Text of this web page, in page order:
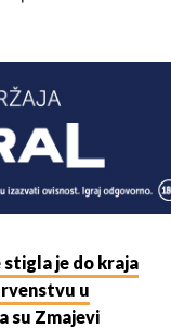
stigla je do kraja
u
su Zmajevi